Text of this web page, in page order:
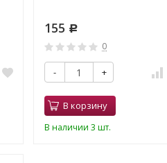
155 Р
0
- +
В корзину
В наличии 3 шт.